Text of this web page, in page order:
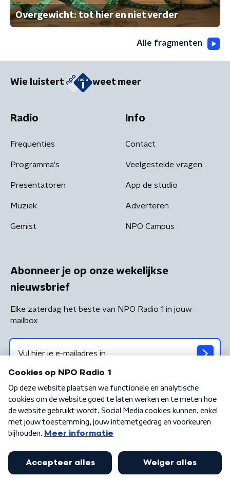
Overgewicht: tot hier en niet verder
Alle fragmenten
Wie luistert weet meer
Radio
Frequenties
Programma's
Presentatoren
Muziek
Gemist
Info
Contact
Veelgestelde vragen
App de studio
Adverteren
NPO Campus
Abonneer je op onze wekelijkse
nieuwsbrief
Elke zaterdag het beste van NPO Radio 1 in jouw
mailbox
Algemene voorwaarden